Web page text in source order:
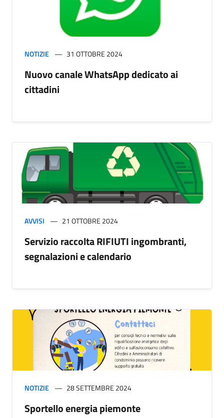
NOTIZIE 31 OTTOBRE 2024
Nuovo canale WhatsApp dedicato ai
cittadini
AVVISI 21 OTTOBRE 2024
Servizio raccolta RIFIUTI ingombranti,
segnalazioni e calendario
NOTIZIE 28 SETTEMBRE 2024
Sportello energia piemonte